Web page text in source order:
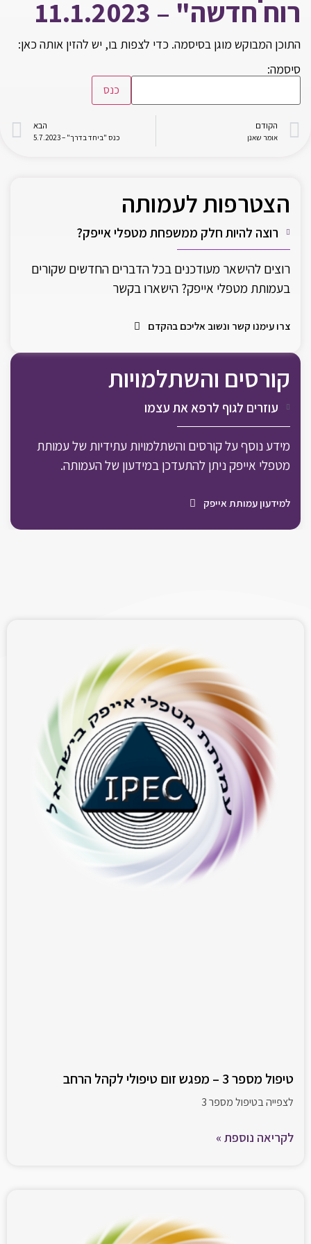
קורסים והשתלמויות
עוזרים לגוף לרפא את עצמו
מידע נוסף על קורסים והשתלמויות עתידיות של עמותת
מטפלי אייפק ניתן להתעדכן במידעון של העמותה.
למידעון עמותת אייפק
הצטרפות לעמותה
רוצה להיות חלק ממשפחת מטפלי אייפק?
רוצים להישאר מעודכנים בכל הדברים החדשים שקורים
בעמותת מטפלי אייפק? הישארו בקשר
צרו עימנו קשר ונשוב אליכם בהקדם
רוח חדשה" – 11.1.2023
התוכן המבוקש מוגן בסיסמה. כדי לצפות בו, יש להזין אותה כאן:
סיסמה:
הקודם
אומר שאנן
הבא
כנס "ביחד בדרך" – 5.7.2023
טיפול מספר 3 – מפגש זום טיפולי לקהל הרחב
לצפייה בטיפול מספר 3
לקריאה נוספת »